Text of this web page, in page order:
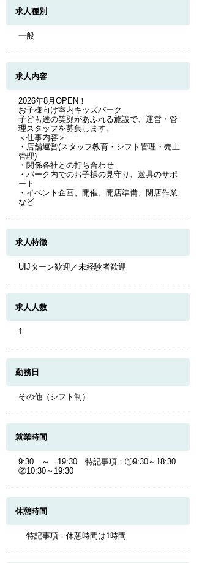
求人種別
一般
求人内容
2026年8月OPEN！
お子様向け室内キッズパーク
子ども達の笑顔があふれる施設で、運営・管
理スタッフを募集します。
＜仕事内容＞
・店舗運営(スタッフ教育・シフト管理・売上
管理)
・関係各社との打ち合わせ
・パーク内でのお子様の見守り、遊具のサポ
ート
・イベント企画、開催、開店準備、閉店作業
など
求人特徴
UIJターン歓迎／未経験者歓迎
求人人数
1
勤務日
その他（シフト制）
就業時間
9:30 ～ 19:30 特記事項：①9:30～18:30
②10:30～19:30
休憩時間
特記事項：休憩時間は1時間